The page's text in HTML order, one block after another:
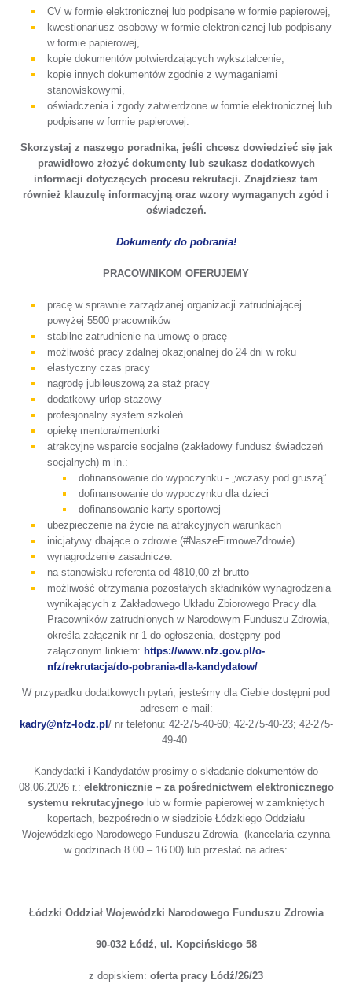
CV w formie elektronicznej lub podpisane w formie papierowej,
kwestionariusz osobowy w formie elektronicznej lub podpisany
w formie papierowej,
kopie dokumentów potwierdzających wykształcenie,
kopie innych dokumentów zgodnie z wymaganiami
stanowiskowymi,
oświadczenia i zgody zatwierdzone w formie elektronicznej lub
podpisane w formie papierowej.
Skorzystaj z naszego poradnika, jeśli chcesz dowiedzieć się jak
prawidłowo złożyć dokumenty lub szukasz dodatkowych
informacji dotyczących procesu rekrutacji. Znajdziesz tam
również klauzulę informacyjną oraz wzory wymaganych zgód i
oświadczeń.
Dokumenty do pobrania!
PRACOWNIKOM OFERUJEMY
pracę w sprawnie zarządzanej organizacji zatrudniającej
powyżej 5500 pracowników
stabilne zatrudnienie na umowę o pracę
możliwość pracy zdalnej okazjonalnej do 24 dni w roku
elastyczny czas pracy
nagrodę jubileuszową za staż pracy
dodatkowy urlop stażowy
profesjonalny system szkoleń
opiekę mentora/mentorki
atrakcyjne wsparcie socjalne (zakładowy fundusz świadczeń
socjalnych) m in.:
dofinansowanie do wypoczynku - „wczasy pod gruszą”
dofinansowanie do wypoczynku dla dzieci
dofinansowanie karty sportowej
ubezpieczenie na życie na atrakcyjnych warunkach
inicjatywy dbające o zdrowie (#NaszeFirmoweZdrowie)
wynagrodzenie zasadnicze:
na stanowisku referenta od 4810,00 zł brutto
możliwość otrzymania pozostałych składników wynagrodzenia
wynikających z Zakładowego Układu Zbiorowego Pracy dla
Pracowników zatrudnionych w Narodowym Funduszu Zdrowia,
określa załącznik nr 1 do ogłoszenia, dostępny pod
załączonym linkiem: https://www.nfz.gov.pl/o-
nfz/rekrutacja/do-pobrania-dla-kandydatow/
W przypadku dodatkowych pytań, jesteśmy dla Ciebie dostępni pod
adresem e-mail:
kadry@nfz-lodz.pl/ nr telefonu: 42-275-40-60; 42-275-40-23; 42-275-
49-40.
Kandydatki i Kandydatów prosimy o składanie dokumentów do
08.06.2026 r.: elektronicznie – za pośrednictwem elektronicznego
systemu rekrutacyjnego lub w formie papierowej w zamkniętych
kopertach, bezpośrednio w siedzibie Łódzkiego Oddziału
Wojewódzkiego Narodowego Funduszu Zdrowia (kancelaria czynna
w godzinach 8.00 – 16.00) lub przesłać na adres:
Łódzki Oddział Wojewódzki Narodowego Funduszu Zdrowia
90-032 Łódź, ul. Kopcińskiego 58
z dopiskiem: oferta pracy Łódź/26/23